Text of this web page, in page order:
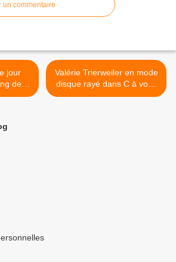
un commentaire
de
Valérie Trierweiler en mode
disque rayé dans C à vous
>